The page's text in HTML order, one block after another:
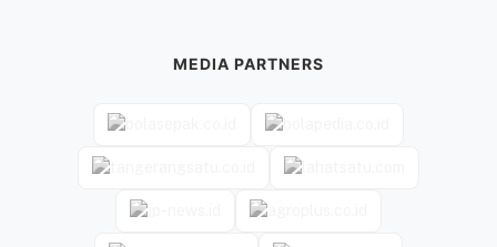
MEDIA PARTNERS